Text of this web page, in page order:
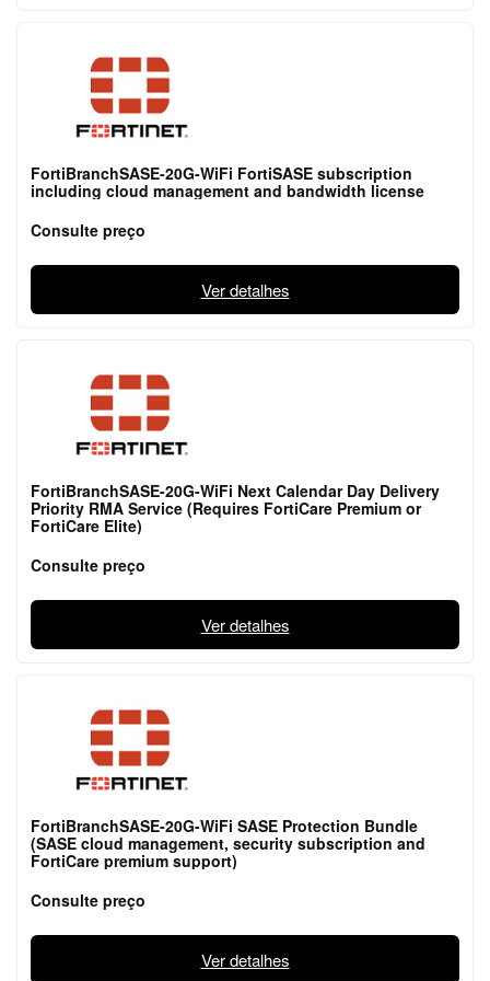
FortiBranchSASE-20G-WiFi FortiSASE subscription
including cloud management and bandwidth license
Consulte preço
Ver detalhes
FortiBranchSASE-20G-WiFi Next Calendar Day Delivery
Priority RMA Service (Requires FortiCare Premium or
FortiCare Elite)
Consulte preço
Ver detalhes
FortiBranchSASE-20G-WiFi SASE Protection Bundle
(SASE cloud management, security subscription and
FortiCare premium support)
Consulte preço
Ver detalhes